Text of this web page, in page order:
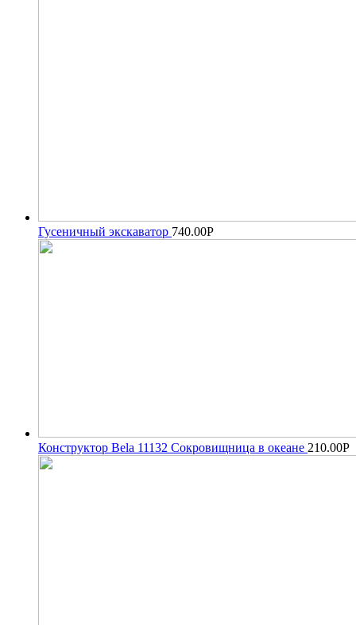
Гусеничный экскаватор 740.00Р
Конструктор Bela 11132 Сокровищница в океане 210.00Р